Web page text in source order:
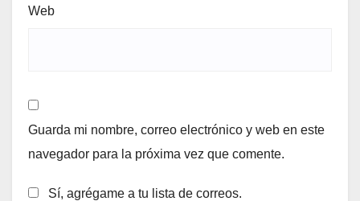
Web
Guarda mi nombre, correo electrónico y web en este
navegador para la próxima vez que comente.
Sí, agrégame a tu lista de correos.